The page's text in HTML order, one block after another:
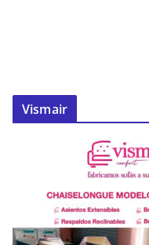
Vismair